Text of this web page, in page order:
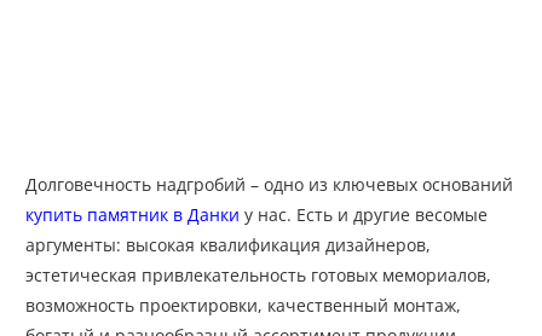
Долговечность надгробий – одно из ключевых оснований
купить памятник в Данки у нас. Есть и другие весомые
аргументы: высокая квалификация дизайнеров,
эстетическая привлекательность готовых мемориалов,
возможность проектировки, качественный монтаж,